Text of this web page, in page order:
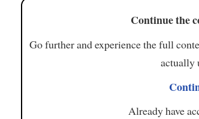
Continue the
Go further and experience the full
actually
Already have